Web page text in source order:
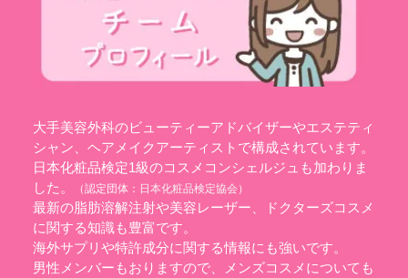
大手美容外科のビューティーアドバイザーやエステティ
シャン、ヘアメイクアーティストで構成されています。
日本化粧品検定1級のコスメコンシェルジュも加わりま
した。
（認定団体： 日本化粧品検定協会）
最新の脂肪溶解注射や美容レーザー、ドクターズコスメ
に関する知識も豊富です。
海外サプリや特許成分に関する情報にも強いです。
男性メンバーもおりますので、メンズコスメについても